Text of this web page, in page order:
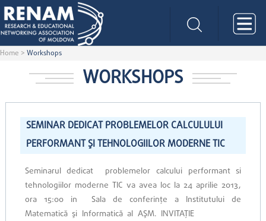
Home > Workshops
WORKSHOPS
SEMINAR DEDICAT PROBLEMELOR CALCULULUI
PERFORMANT ŞI TEHNOLOGIILOR MODERNE TIC
Seminarul dedicat problemelor calcului performant si
tehnologiilor moderne TIC va avea loc la 24 aprilie 2013,
ora 15:00 in Sala de conferinţe a Institutului de
Matematică şi Informatică al AŞM. INVITAŢIE